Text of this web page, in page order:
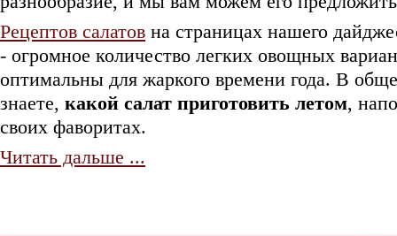
Рецептов салатов на страницах нашего
- огромное количество легких овощных
оптимальны для жаркого времени года. В
знаете, какой салат приготовить летом,
своих фаворитах.
Читать дальше ...